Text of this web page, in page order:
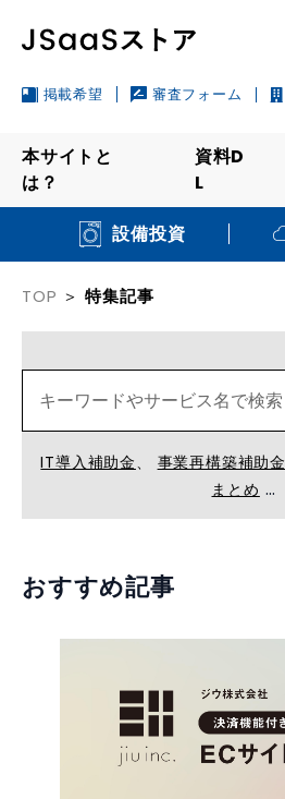
掲載希望 審査フォーム
本サイトと
は？
資料D
L
設備投資
TOP 特集記事
IT導入補助金 事業再構築補助金
まとめ
おすすめ記事